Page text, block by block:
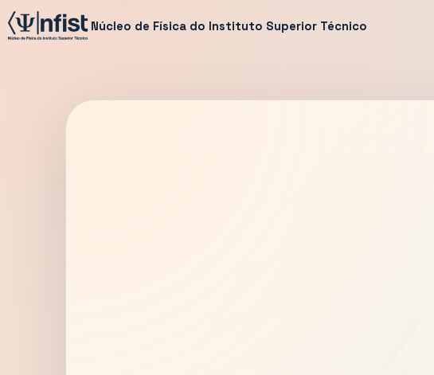
Núcleo de Física do Instituto Superior Técnico